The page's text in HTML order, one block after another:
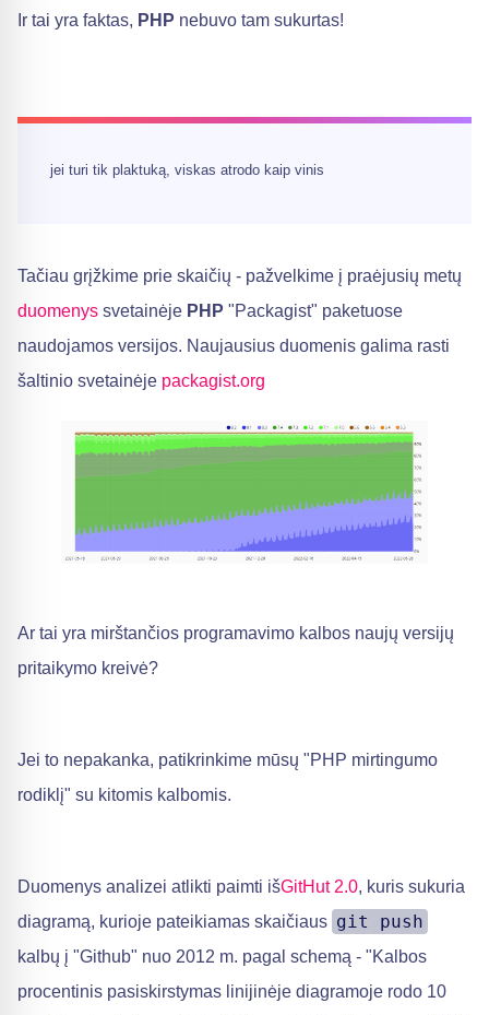
Ir tai yra faktas, PHP nebuvo tam sukurtas!
jei turi tik plaktuką, viskas atrodo kaip vinis
Tačiau grįžkime prie skaičių - pažvelkime į praėjusių metų
duomenys svetainėje PHP "Packagist" paketuose
naudojamos versijos. Naujausius duomenis galima rasti
šaltinio svetainėje packagist.org
Ar tai yra mirštančios programavimo kalbos naujų versijų
pritaikymo kreivė?
Jei to nepakanka, patikrinkime mūsų "PHP mirtingumo
rodiklį" su kitomis kalbomis.
Duomenys analizei atlikti paimti išGitHut 2.0, kuris sukuria
diagramą, kurioje pateikiamas skaičiaus git push
kalbų į "Github" nuo 2012 m. pagal schemą - "Kalbos
procentinis pasiskirstymas linijinėje diagramoje rodo 10